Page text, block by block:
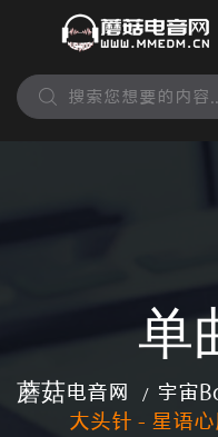
单
蘑菇电音网 / 宇宙
大头针 - 星语